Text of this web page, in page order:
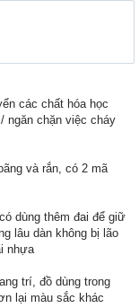
các chất hóa học
ngăn chặn việc cháy
và rắn, có 2 mã
dùng thêm đai để giữ
lâu dàn không bị lão
nhựa
trí, đồ dùng trong
lại màu sắc khác